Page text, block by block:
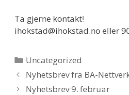
Ta gjerne kontakt!
ihokstad@ihokstad.no eller
Uncategorized
Nyhetsbrev fra BA-
Nyhetsbrev 9. februar